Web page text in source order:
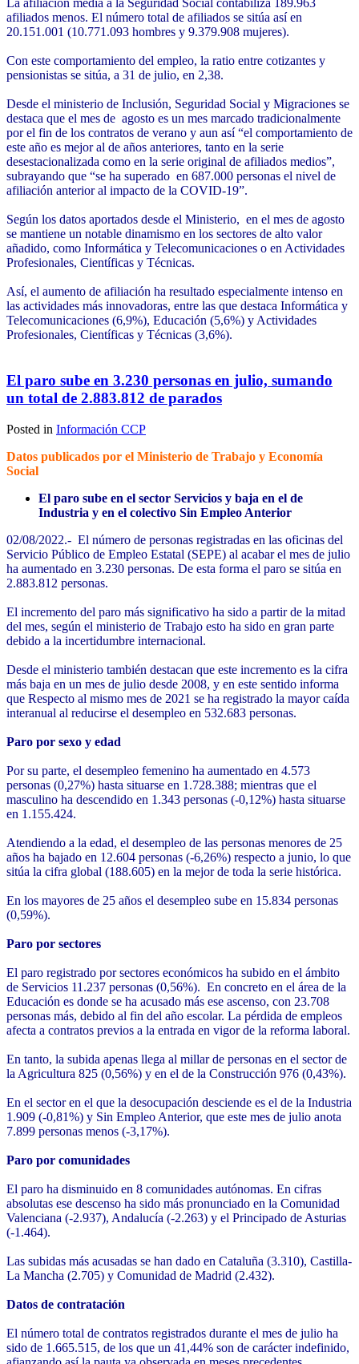
La afiliación media a la Seguridad Social contabiliza 189.963
afiliados menos. El número total de afiliados se sitúa así en
20.151.001 (10.771.093 hombres y 9.379.908 mujeres).
Con este comportamiento del empleo, la ratio entre cotizantes y
pensionistas se sitúa, a 31 de julio, en 2,38.
Desde el ministerio de Inclusión, Seguridad Social y Migraciones se
destaca que el mes de agosto es un mes marcado tradicionalmente
por el fin de los contratos de verano y aun así “el comportamiento de
este año es mejor al de años anteriores, tanto en la serie
desestacionalizada como en la serie original de afiliados medios”,
subrayando que “se ha superado en 687.000 personas el nivel de
afiliación anterior al impacto de la COVID-19”.
Según los datos aportados desde el Ministerio, en el mes de agosto
se mantiene un notable dinamismo en los sectores de alto valor
añadido, como Informática y Telecomunicaciones o en Actividades
Profesionales, Científicas y Técnicas.
Así, el aumento de afiliación ha resultado especialmente intenso en
las actividades más innovadoras, entre las que destaca Informática y
Telecomunicaciones (6,9%), Educación (5,6%) y Actividades
Profesionales, Científicas y Técnicas (3,6%).
El paro sube en 3.230 personas en julio, sumando
un total de 2.883.812 de parados
Posted in Información CCP
Datos publicados por el Ministerio de Trabajo y Economía
Social
El paro sube en el sector Servicios y baja en el de
Industria y en el colectivo Sin Empleo Anterior
02/08/2022.- El número de personas registradas en las oficinas del
Servicio Público de Empleo Estatal (SEPE) al acabar el mes de julio
ha aumentado en 3.230 personas. De esta forma el paro se sitúa en
2.883.812 personas.
El incremento del paro más significativo ha sido a partir de la mitad
del mes, según el ministerio de Trabajo esto ha sido en gran parte
debido a la incertidumbre internacional.
Desde el ministerio también destacan que este incremento es la cifra
más baja en un mes de julio desde 2008, y en este sentido informa
que Respecto al mismo mes de 2021 se ha registrado la mayor caída
interanual al reducirse el desempleo en 532.683 personas.
Paro por sexo y edad
Por su parte, el desempleo femenino ha aumentado en 4.573
personas (0,27%) hasta situarse en 1.728.388; mientras que el
masculino ha descendido en 1.343 personas (-0,12%) hasta situarse
en 1.155.424.
Atendiendo a la edad, el desempleo de las personas menores de 25
años ha bajado en 12.604 personas (-6,26%) respecto a junio, lo que
sitúa la cifra global (188.605) en la mejor de toda la serie histórica.
En los mayores de 25 años el desempleo sube en 15.834 personas
(0,59%).
Paro por sectores
El paro registrado por sectores económicos ha subido en el ámbito
de Servicios 11.237 personas (0,56%). En concreto en el área de la
Educación es donde se ha acusado más ese ascenso, con 23.708
personas más, debido al fin del año escolar. La pérdida de empleos
afecta a contratos previos a la entrada en vigor de la reforma laboral.
En tanto, la subida apenas llega al millar de personas en el sector de
la Agricultura 825 (0,56%) y en el de la Construcción 976 (0,43%).
En el sector en el que la desocupación desciende es el de la Industria
1.909 (-0,81%) y Sin Empleo Anterior, que este mes de julio anota
7.899 personas menos (-3,17%).
Paro por comunidades
El paro ha disminuido en 8 comunidades autónomas. En cifras
absolutas ese descenso ha sido más pronunciado en la Comunidad
Valenciana (-2.937), Andalucía (-2.263) y el Principado de Asturias
(-1.464).
Las subidas más acusadas se han dado en Cataluña (3.310), Castilla-
La Mancha (2.705) y Comunidad de Madrid (2.432).
Datos de contratación
El número total de contratos registrados durante el mes de julio ha
sido de 1.665.515, de los que un 41,44% son de carácter indefinido,